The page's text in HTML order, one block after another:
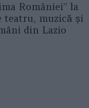
României” la
teatru, muzică și
din Lazio